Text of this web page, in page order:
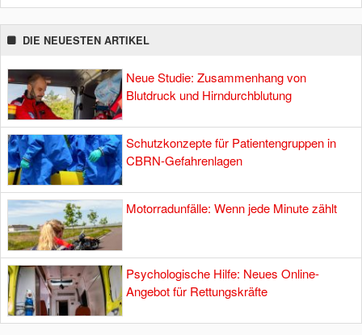
DIE NEUESTEN ARTIKEL
Neue Studie: Zusammenhang von
Blutdruck und Hirndurchblutung
Schutzkonzepte für Patientengruppen in
CBRN-Gefahrenlagen
Motorradunfälle: Wenn jede Minute zählt
Psychologische Hilfe: Neues Online-
Angebot für Rettungskräfte